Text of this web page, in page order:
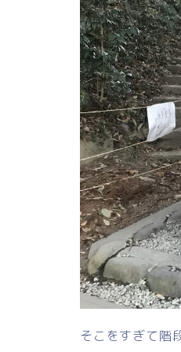
そこをすぎて階